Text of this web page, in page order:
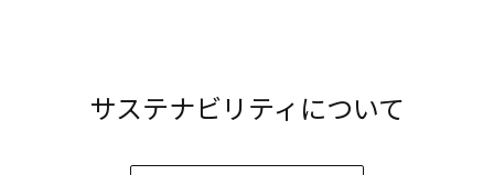
サステナビリティについて